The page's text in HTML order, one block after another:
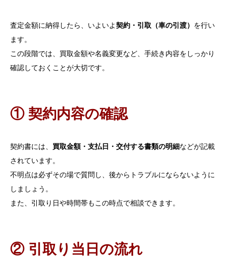
査定金額に納得したら、いよいよ契約・引取（車の引渡） を行い
ます。
この段階では、買取金額や名義変更など、手続き内容をしっかり
確認しておくことが大切です。
① 契約内容の確認
契約書には、 買取金額・支払日・交付する書類の明細などが記載
されています。
不明点は必ずその場で質問し、後からトラブルにならないように
しましょう。
また、引取り日や時間帯もこの時点で相談できます。
② 引取り当日の流れ